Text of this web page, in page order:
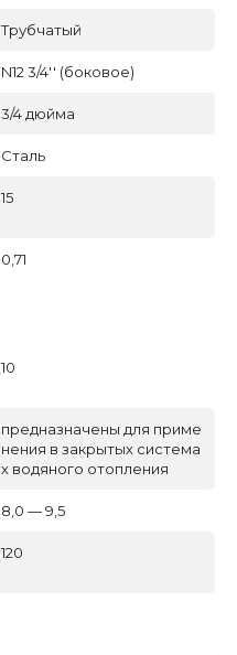
Трубчатый
N12 3/4'' (боковое)
3/4 дюйма
Сталь
15
0,71
10
предназначены для приме
нения в закрытых система
х водяного отопления
8,0 — 9,5
120